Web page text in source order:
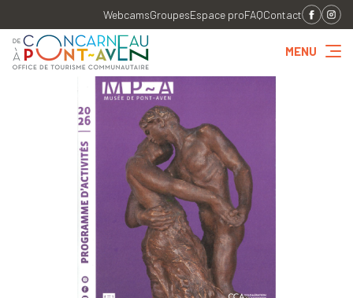
WebcamsGroupesEspace proFAQContact
MENU